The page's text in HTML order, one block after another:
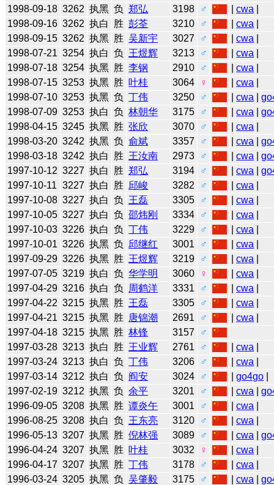
1998-09-18 3262 执黑 负 郑弘 3198 ♂ |cwa
1998-09-16 3262 执白 胜 彭荃 3210 ♂ |cwa
1998-09-15 3262 执黑 胜 吴新宇 3027 ♂ |cwa
1998-07-21 3254 执白 负 王煜辉 3213 ♂ |cwa
1998-07-18 3254 执黑 胜 李钢 2910 ♂ |cwa
1998-07-15 3253 执黑 胜 叶桂 3064 ♀ |cwa
1998-07-10 3253 执黑 负 丁伟 3250 ♂ |cwa |
1998-07-09 3253 执白 负 林朝华 3175 ♂ |cwa |
1998-04-15 3245 执黑 胜 张欣 3070 ♂ |cwa
1998-03-20 3242 执黑 负 俞斌 3357 ♂ |cwa |
1998-03-18 3242 执白 胜 王汝南 2973 ♂ |cwa |
1997-10-12 3227 执白 胜 郑弘 3194 ♂ |cwa |
1997-10-11 3227 执白 胜 邱峻 3282 ♂ |cwa
1997-10-08 3227 执白 负 王磊 3305 ♂ |cwa
1997-10-05 3227 执白 负 邵炜刚 3334 ♂ |cwa
1997-10-03 3226 执白 负 丁伟 3229 ♂ |cwa
1997-10-01 3226 执黑 负 邱继红 3001 ♂ |cwa
1997-09-29 3226 执黑 胜 王煜辉 3219 ♂ |cwa
1997-07-05 3219 执白 负 华学明 3060 ♀ |cwa
1997-04-29 3216 执白 负 周鹤洋 3331 ♂ |cwa
1997-04-22 3215 执黑 胜 王磊 3305 ♂ |cwa
1997-04-21 3215 执黑 胜 唐锦潮 2691 ♂ |cwa
1997-04-18 3215 执黑 胜 林锋 3157
♂
1997-03-28 3213 执白 胜 王业辉 2761 ♂ |cwa
1997-03-24 3213 执白 负 丁伟 3206 ♂ |cwa
1997-03-14 3212 执白 负 阎安 3024 ♂ |go4go
1997-02-19 3212 执黑 负 余平 3201 ♂ |cwa |
1996-09-05 3208 执黑 胜 谭炎午 3001 ♂ |cwa
1996-08-25 3208 执白 负 王东亮 3120 ♂ |cwa
1996-05-13 3207 执黑 胜 倪林强 3089 ♂ |cwa |
1996-04-24 3207 执黑 胜 叶桂 3032 ♀ |cwa
1996-04-17 3207 执黑 胜 丁伟 3178 ♂ |cwa
1996-03-24 3205 执黑 负 吴肇毅 3175 ♂ |cwa |